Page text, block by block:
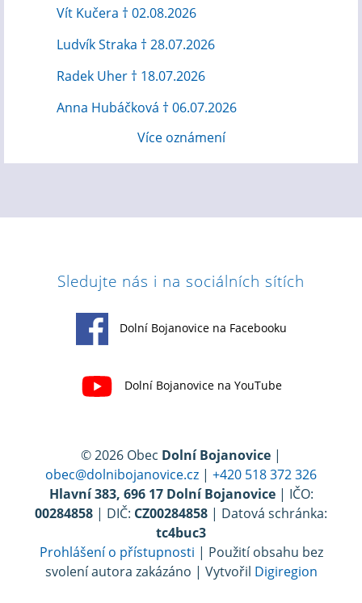
Vít Kučera † 02.08.2026
Ludvík Straka † 28.07.2026
Radek Uher † 18.07.2026
Anna Hubáčková † 06.07.2026
Více oznámení
Sledujte nás i na sociálních sítích
Dolní Bojanovice na Facebooku
Dolní Bojanovice na YouTube
© 2026 Obec Dolní Bojanovice |
obec@dolnibojanovice.cz | +420 518 372 326
Hlavní 383, 696 17 Dolní Bojanovice| IČO:
00284858 | DIČ: CZ00284858 | Datová schránka:
tc4buc3
Prohlášení o přístupnosti | Použití obsahu bez
svolení autora zakázáno | Vytvořil Digiregion